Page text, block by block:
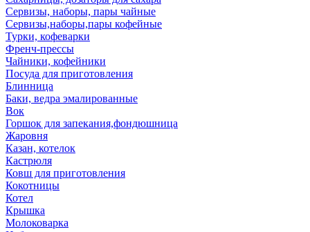
Сервизы, наборы, пары чайные
Сервизы,наборы,пары кофейные
Турки, кофеварки
Френч-прессы
Чайники, кофейники
Посуда для приготовления
Блинница
Баки, ведра эмалированные
Вок
Горшок для запекания,фондюшница
Жаровня
Казан, котелок
Кастрюля
Ковш для приготовления
Кокотницы
Котел
Крышка
Молоковарка